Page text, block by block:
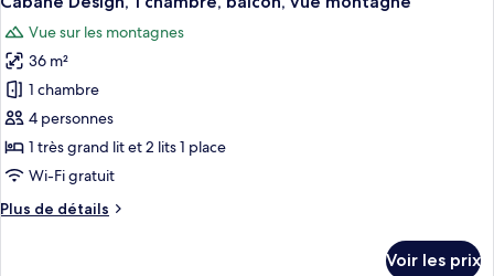
toutes
les
photos
pour
ce
type
de
chambre :
Cabane
Vue sur les montagnes
36 m²
1 chambre
4 personnes
1 très grand lit et 2 lits 1 place
Wi-Fi gratuit
Plus de détails
Plus
Voir les prix